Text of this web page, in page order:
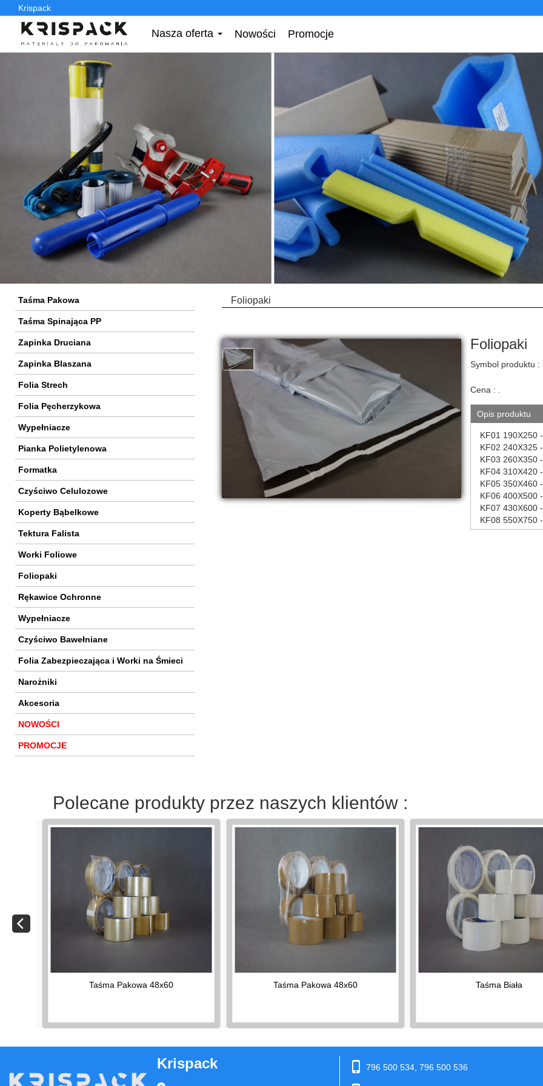
Krispack
Nasza oferta Nowości Promocje
Taśma Pakowa
Taśma Spinająca PP
Zapinka Druciana
Zapinka Blaszana
Folia Strech
Folia Pęcherzykowa
Wypełniacze
Pianka Polietylenowa
Formatka
Czyściwo Celulozowe
Koperty Bąbelkowe
Tektura Falista
Worki Foliowe
Foliopaki
Rękawice Ochronne
Wypełniacze
Czyściwo Bawełniane
Folia Zabezpieczająca i Worki na Śmieci
Narożniki
Akcesoria
NOWOŚCI
PROMOCJE
Foliopaki
Foliopaki
Symbol produktu :
Cena : .
Opis produktu
KF01 190X250
KF02 240X325
KF03 260X350
KF04 310X420
KF05 350X460
KF06 400X500
KF07 430X600
KF08 550X750
Polecane produkty przez naszych klientów :
Taśma Pakowa 48x60 Taśma Pakowa 48x60 Taśma Biała
Krispack phone_iphone 796 500 534, 796 500 536